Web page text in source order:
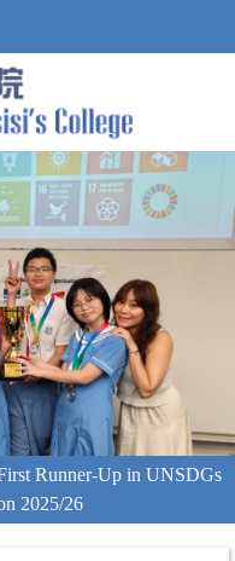
Runner-Up in UNSDGs
2025/26